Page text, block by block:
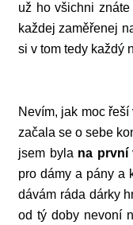
už ho všichni
každej zaměřenej
si v tom tedy každý
Nevím, jak moc
začala se o sebe
jsem byla na první
pro dámy a pány a
dávám ráda dárky
od tý doby nevoní